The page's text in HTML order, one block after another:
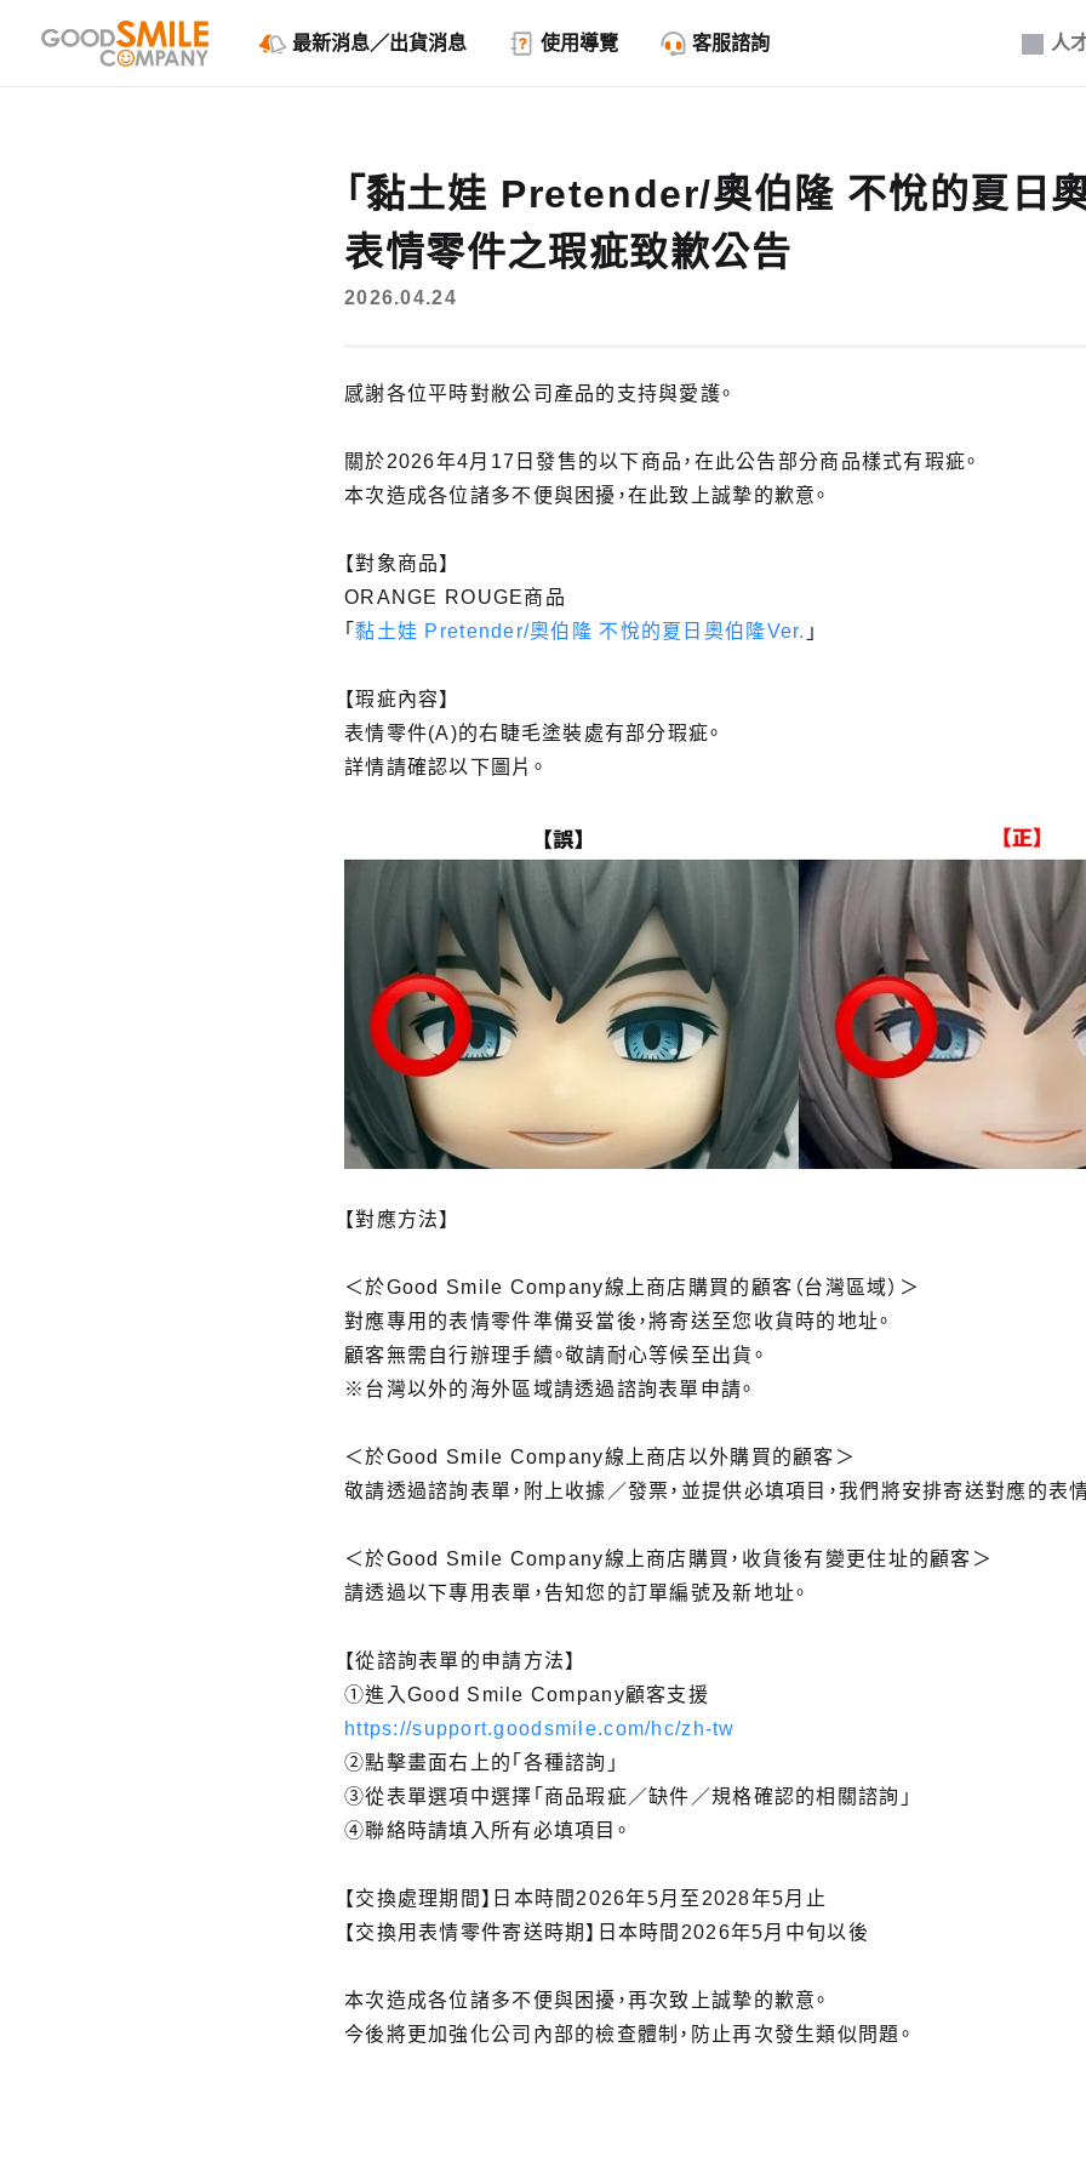
人
最新消息／出貨消息 使用導覽 客服諮詢
「黏土娃 Pretender/奧伯隆 不悅的夏日
表情零件之瑕疵致歉公告
2026.04.24
感謝各位平時對敝公司產品的支持與愛護。
關於2026年4月17日發售的以下商品，在此公告部分商品樣式有瑕疵。
本次造成各位諸多不便與困擾，在此致上誠摯的歉意。
【對象商品】
ORANGE ROUGE商品
「黏土娃 Pretender/奧伯隆 不悅的夏日奧伯隆Ver. 」
【瑕疵內容】
表情零件(A)的右睫毛塗裝處有部分瑕疵。
詳情請確認以下圖片。
【對應方法】
＜於Good Smile Company線上商店購買的顧客（台灣區域）＞
對應專用的表情零件準備妥當後，將寄送至您收貨時的地址。
顧客無需自行辦理手續。敬請耐心等候至出貨。
※台灣以外的海外區域請透過諮詢表單申請。
＜於Good Smile Company線上商店以外購買的顧客＞
敬請透過諮詢表單，附上收據／發票，並提供必填項目，我們將安排寄送對應的表
＜於Good Smile Company線上商店購買，收貨後有變更住址的顧客＞
請透過以下專用表單，告知您的訂單編號及新地址。
【從諮詢表單的申請方法】
①進入Good Smile Company顧客支援
https://support.goodsmile.com/hc/zh-tw
②點擊畫面右上的「各種諮詢」
③從表單選項中選擇「商品瑕疵／缺件／規格確認的相關諮詢」
④聯絡時請填入所有必填項目。
【交換處理期間】日本時間2026年5月至2028年5月止
【交換用表情零件寄送時期】日本時間2026年5月中旬以後
本次造成各位諸多不便與困擾，再次致上誠摯的歉意。
今後將更加強化公司內部的檢查體制，防止再次發生類似問題。